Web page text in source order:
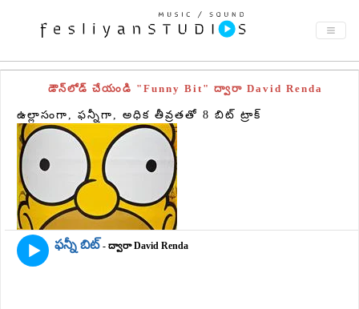
డౌన్‌లోడ్ చేయండి "Funny Bit" ద్వారా David Renda
ఉల్లాసంగా, ఫన్నీగా, అధిక తీవ్రతతో 8 బిట్ ట్రాక్
ఫన్నీ బిట్ - ద్వారా David Renda